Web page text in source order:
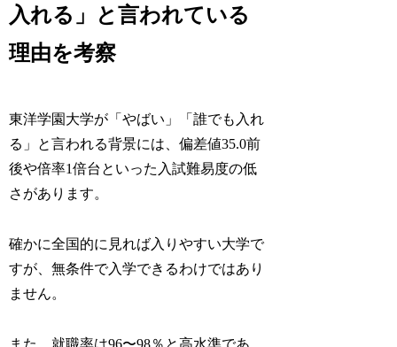
入れる」と言われている
理由を考察
東洋学園大学が「やばい」「誰でも入れ
る」と言われる背景には、偏差値35.0前
後や倍率1倍台といった入試難易度の低
さがあります。
確かに全国的に見れば入りやすい大学で
すが、無条件で入学できるわけではあり
ません。
また、就職率は96〜98％と高水準であ